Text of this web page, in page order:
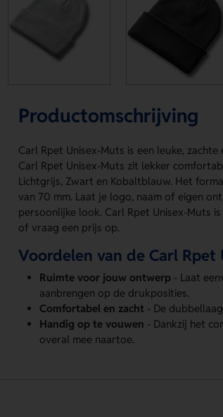
Productomschrijving
Carl Rpet Unisex-Muts is een leuke,
Carl Rpet Unisex-Muts zit lekker
Lichtgrijs, Zwart en Kobaltblauw. Het
van 70 mm. Laat je logo, naam of eigen
persoonlijke look. Carl Rpet Unisex-Muts
of vraag een prijs op.
Voordelen van de Carl Rpet
Ruimte voor jouw ontwerp - Laat
aanbrengen op de drukposities.
Comfortabel en zacht - De
Handig op te vouwen - Dankzij het
overal mee naartoe.